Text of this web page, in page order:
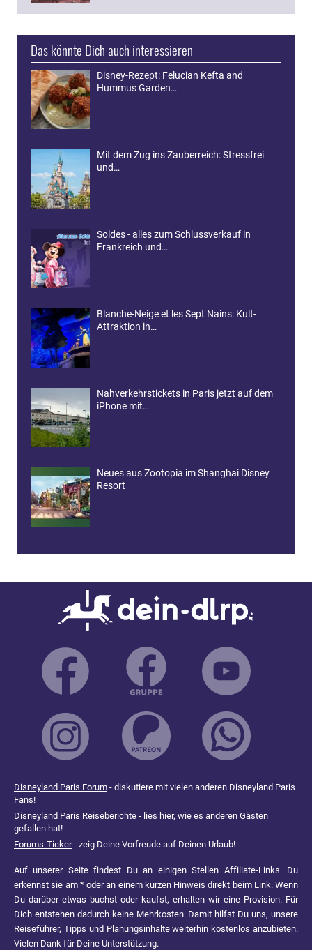
Das könnte Dich auch interessieren
Disney-Rezept: Felucian Kefta and
Hummus Garden…
Mit dem Zug ins Zauberreich: Stressfrei
und…
Soldes - alles zum Schlussverkauf in
Frankreich und…
Blanche-Neige et les Sept Nains: Kult-
Attraktion in…
Nahverkehrstickets in Paris jetzt auf dem
iPhone mit…
Neues aus Zootopia im Shanghai Disney
Resort
Disneyland Paris Forum - diskutiere mit vielen anderen Disneyland Paris
Fans!
Disneyland Paris Reiseberichte - lies hier, wie es anderen Gästen
gefallen hat!
Forums-Ticker- zeig Deine Vorfreude auf Deinen Urlaub!
Auf unserer Seite findest Du an einigen Stellen Affiliate-Links. Du
erkennst sie am * oder an einem kurzen Hinweis direkt beim Link. Wenn
Du darüber etwas buchst oder kaufst, erhalten wir eine Provision. Für
Dich entstehen dadurch keine Mehrkosten. Damit hilfst Du uns, unsere
Reiseführer, Tipps und Planungsinhalte weiterhin kostenlos anzubieten.
Vielen Dank für Deine Unterstützung.